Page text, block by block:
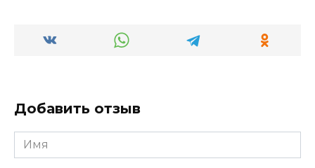
Добавить отзыв
Имя
*